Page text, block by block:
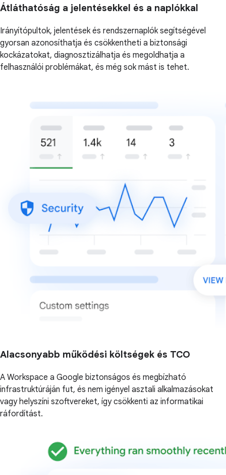
Átláthatóság a jelentésekkel és a naplókkal
Irányítópultok, jelentések és rendszernaplók segítségével
gyorsan azonosíthatja és csökkentheti a biztonsági
kockázatokat, diagnosztizálhatja és megoldhatja a
felhasználói problémákat, és még sok mást is tehet.
Alacsonyabb működési költségek és TCO
A Workspace a Google biztonságos és megbízható
infrastruktúráján fut, és nem igényel asztali alkalmazásokat
vagy helyszíni szoftvereket, így csökkenti az informatikai
ráfordítást.